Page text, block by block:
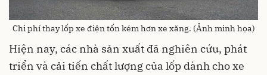
Chi phí thay lốp xe điện tốn kém hơn xe xăng. (Ảnh minh họa)
Hiện nay, các nhà sản xuất đã nghiên cứu, phát
triển và cải tiến chất lượng của lốp dành cho xe